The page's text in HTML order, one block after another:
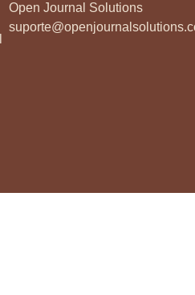
Open Journal Solutions